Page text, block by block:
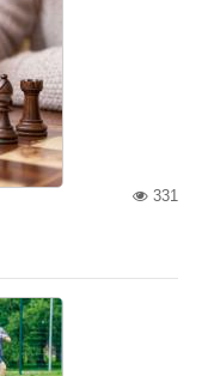
331